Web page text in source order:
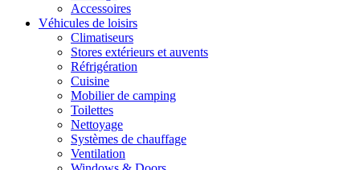
Accessoires
Véhicules de loisirs
Climatiseurs
Stores extérieurs et auvents
Réfrigération
Cuisine
Mobilier de camping
Toilettes
Nettoyage
Systèmes de chauffage
Ventilation